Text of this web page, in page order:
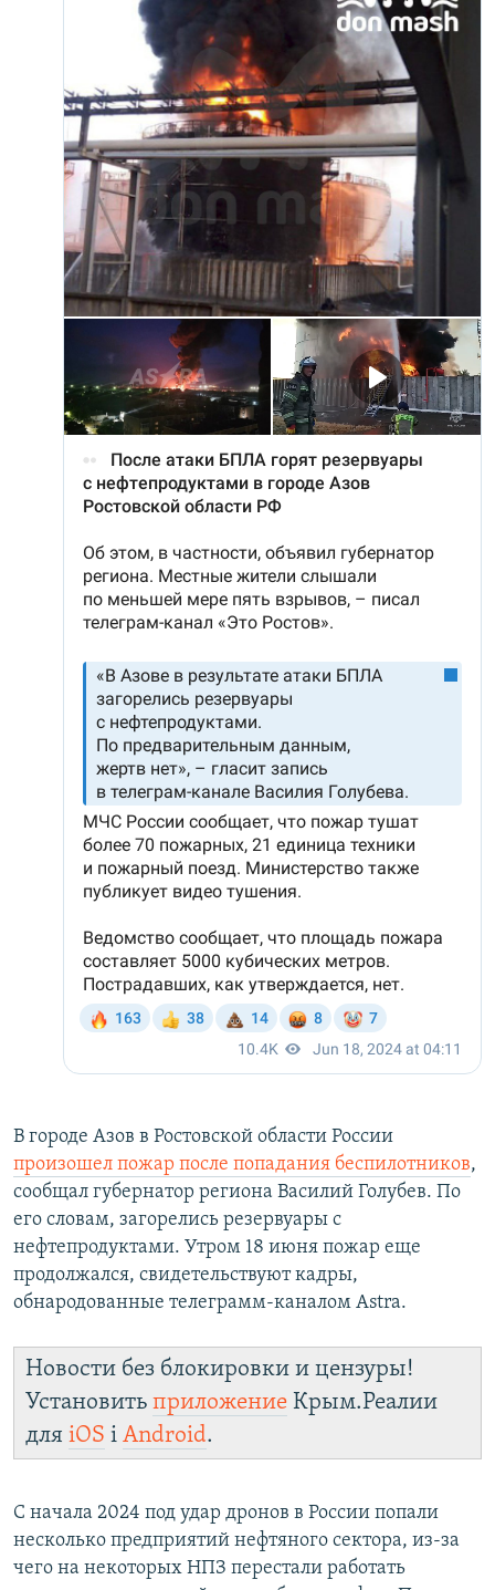
В городе Азов в Ростовской области России
произошел пожар после попадания беспилотников,
сообщал губернатор региона Василий Голубев. По
его словам, загорелись резервуары с
нефтепродуктами. Утром 18 июня пожар еще
продолжался, свидетельствуют кадры,
обнародованные телеграмм-каналом Astra.
Новости без блокировки и цензуры!
Установить приложение Крым.Реалии
для iOS і Android.
С начала 2024 под удар дронов в России попали
несколько предприятий нефтяного сектора, из-за
чего на некоторых НПЗ перестали работать